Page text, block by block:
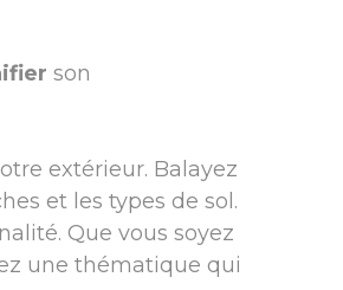
son
extérieur. Balayez
et les types de sol.
Que vous soyez
une thématique qui